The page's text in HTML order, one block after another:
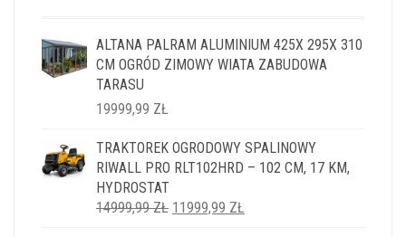
ALTANA PALRAM ALUMINIUM 425X 295X 310
CM OGRÓD ZIMOWY WIATA ZABUDOWA
TARASU
19999,99 ZŁ
TRAKTOREK OGRODOWY SPALINOWY
RIWALL PRO RLT102HRD – 102 CM, 17 KM,
HYDROSTAT
14999,99ZŁ PIERWOTNA
11999,99 ZŁ